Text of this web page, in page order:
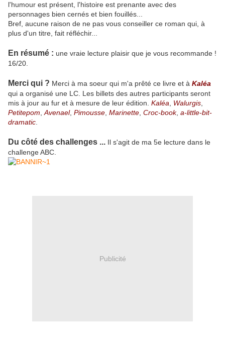
l'humour est présent, l'histoire est prenante avec des
personnages bien cernés et bien fouillés...
Bref, aucune raison de ne pas vous conseiller ce roman qui, à
plus d'un titre, fait réfléchir...
En résumé : une vraie lecture plaisir que je vous recommande !
16/20.
Merci qui ? Merci à ma soeur qui m'a prêté ce livre et à Kaléa
qui a organisé une LC. Les billets des autres participants seront
mis à jour au fur et à mesure de leur édition. Kaléa Walurgis
Petitepom Avenael, Pimousse Marinette Croc-book, a-little-bit-
dramatic
Du côté des challenges ... Il s'agit de ma 5e lecture dans le
challenge ABC.
Publicité